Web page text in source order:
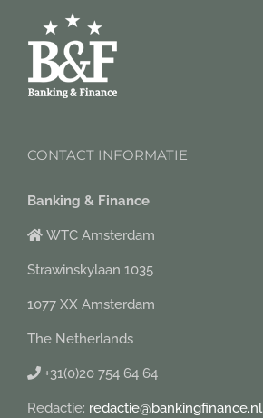
CONTACT INFORMATIE
Banking & Finance
WTC Amsterdam
Strawinskylaan 1035
1077 XX Amsterdam
The Netherlands
+31(0)20 754 64 64
Redactie: redactie@bankingfinance.nl